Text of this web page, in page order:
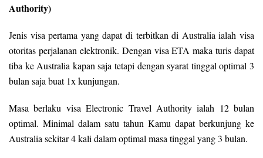
Authority)
Jenis visa pertama yang dapat di terbitkan di Australia ialah visa
otoritas perjalanan elektronik. Dengan visa ETA maka turis dapat
tiba ke Australia kapan saja tetapi dengan syarat tinggal optimal 3
bulan saja buat 1x kunjungan.
Masa berlaku visa Electronic Travel Authority ialah 12 bulan
optimal. Minimal dalam satu tahun Kamu dapat berkunjung ke
Australia sekitar 4 kali dalam optimal masa tinggal yang 3 bulan.